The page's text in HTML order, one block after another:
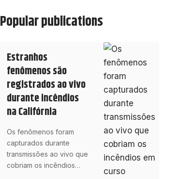
Popular publications
Estranhos
fenômenos são
registrados ao vivo
durante incêndios
na Califórnia
Os fenômenos foram
capturados durante
transmissões ao vivo que
cobriam os incêndios…